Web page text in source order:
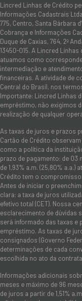
Lincred Linhas de Crédito
Informações Cadastrais
775, Centro, Santa Bárbara
Cobrança e Informações
Duque de Caxias, 764, 2º
13450-015. A Lincred
atuamos como
intermediação e
financeiras. A atividade de
Central do Brasil, nos
Importante: Lincred Linhas
empréstimo, não exigimos
realização de qualquer
As taxas de juros e prazos
Cartão de Crédito
como a política da
prazo de pagamento: de 03
de 1,93% a.m. (25,80% a.a.)
Crédito tem o
Antes de iniciar o
clara: a taxa de juros
efetivo total (CET). Nossa
esclarecimento de dúvidas
será informado das taxas e
empréstimo. As taxas de
consignados (Governo
determinações de cada
escolhida no ato da
Informações adicionais
meses e máximo de 96
de juros a partir de 1,51%